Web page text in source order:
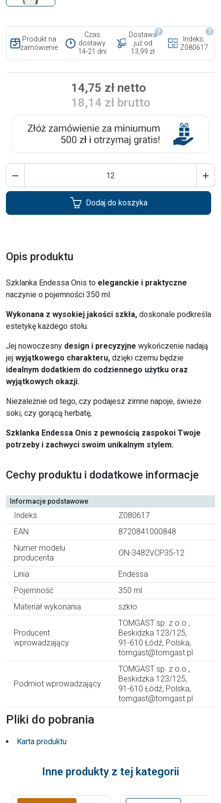
Produkt na
zamówienie
Czas
dostawy
14-21 dni
Dostawa
już od
13,99 zł
Indeks:
Z080617
14,75 zł netto
18,14 zł brutto
 
Dodaj do koszyka
Opis produktu
Szklanka Endessa Onis to eleganckie i praktyczne
naczynie o pojemności 350 ml.
Wykonana z wysokiej jakości szkła, doskonale podkreśla
estetykę każdego stołu.
Jej nowoczesny design i precyzyjne wykończenie nadają
jej wyjątkowego charakteru, dzięki czemu będzie
idealnym dodatkiem do codziennego użytku oraz
wyjątkowych okazji.
Niezależnie od tego, czy podajesz zimne napoje, świeże
soki, czy gorącą herbatę,
Szklanka Endessa Onis z pewnością zaspokoi Twoje
potrzeby i zachwyci swoim unikalnym stylem.
Cechy produktu i dodatkowe informacje
Informacje podstawowe
Indeks
Z080617
EAN
8720841000848
Numer modelu
producenta
ON-3482VCP35-12
Linia
Endessa
Pojemność
350 ml
Materiał wykonania
szkło
Producent
wprowadzający
TOMGAST sp. z o.o.,
Beskidzka 123/125,
91-610 Łódź, Polska,
tomgast@tomgast.pl
Podmiot wprowadzający
TOMGAST sp. z o.o.,
Beskidzka 123/125,
91-610 Łódź, Polska,
tomgast@tomgast.pl
Pliki do pobrania
Karta produktu
Inne produkty z tej kategorii